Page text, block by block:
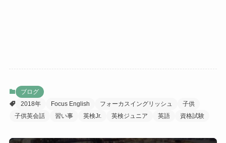
ブログ
2018年
Focus English フォーカスイングリッシュ
子供
子供英会話
習い事 英検Jr. 英検ジュニア 英語 資格試験